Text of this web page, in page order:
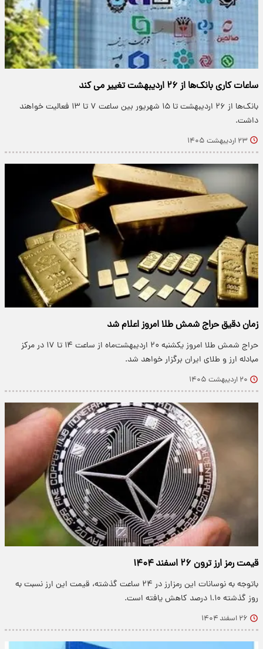
ساعات کاری بانک‌ها از ۲۶ اردیبهشت تغییر می کند
بانک‌ها از ۲۶ اردیبهشت تا ۱۵ شهریور بین ساعت ۷ تا ۱۳ فعالیت خواهند
داشت.
۲۳ اردیبهشت ۱۴۰۵
زمان دقیق حراج شمش طلا امروز اعلام شد
حراج شمش طلا امروز یکشنبه ۲۰ اردیبهشت‌ماه از ساعت ۱۴ تا ۱۷ در مرکز
مبادله ارز و طلای ایران برگزار خواهد شد.
۲۰ اردیبهشت ۱۴۰۵
قیمت رمز ارز ترون ۲۶ اسفند ۱۴۰۴
باتوجه به نوسانات این رمزارز در ۲۴ ساعت گذشته، قیمت این ارز نسبت به
روز گذشته ۱.۱۰ درصد کاهش یافته است.
۲۶ اسفند ۱۴۰۴